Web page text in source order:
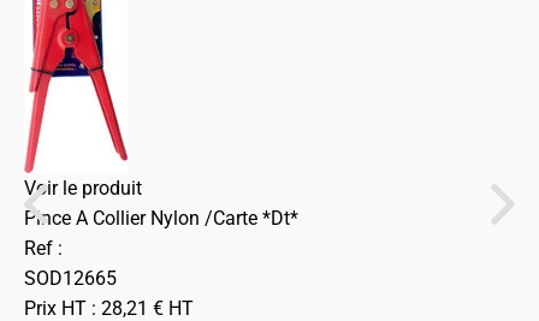
Voir le produit
Pince A Collier Nylon /Carte *Dt*
Ref :
SOD12665
Prix HT : 28,21 € HT